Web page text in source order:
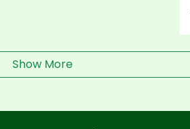
Show More